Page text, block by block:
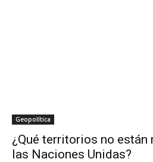
Geopolítica
¿Qué territorios no
las Naciones Unidas?